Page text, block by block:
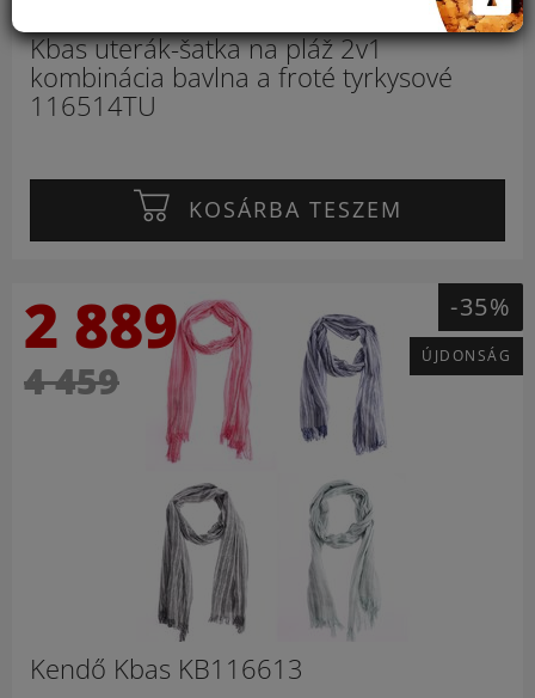
Kbas uterák-šatka na pláž 2v1
kombinácia bavlna a froté tyrkysové
116514TU
KOSÁRBA TESZEM
2 889
4 459
-35%
ÚJDONSÁG
Kendő Kbas KB116613